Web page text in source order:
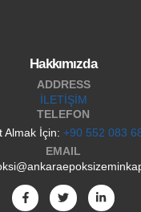
Hakkımızda
ADDRESS
İLETİŞİM
TELEFON
Almak İçin: +90 552 083
EMAIL